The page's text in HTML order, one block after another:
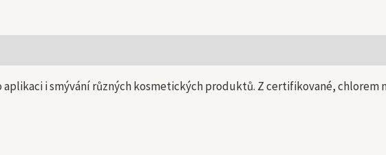
aplikaci i smývání různých kosmetických produktů. Z certifikované, chlorem